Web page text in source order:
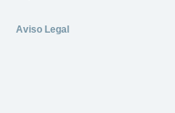
Aviso Legal